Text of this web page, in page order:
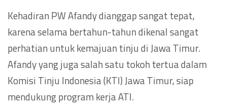
Kehadiran PW Afandy dianggap sangat tepat,
karena selama bertahun-tahun dikenal sangat
perhatian untuk kemajuan tinju di Jawa Timur.
Afandy yang juga salah satu tokoh tertua dalam
Komisi Tinju Indonesia (KTI) Jawa Timur, siap
mendukung program kerja ATI.